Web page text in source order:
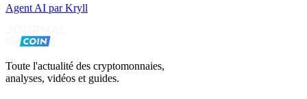
Agent AI par Kryll
Toute l'actualité des cryptomonnaies,
analyses, vidéos et guides.